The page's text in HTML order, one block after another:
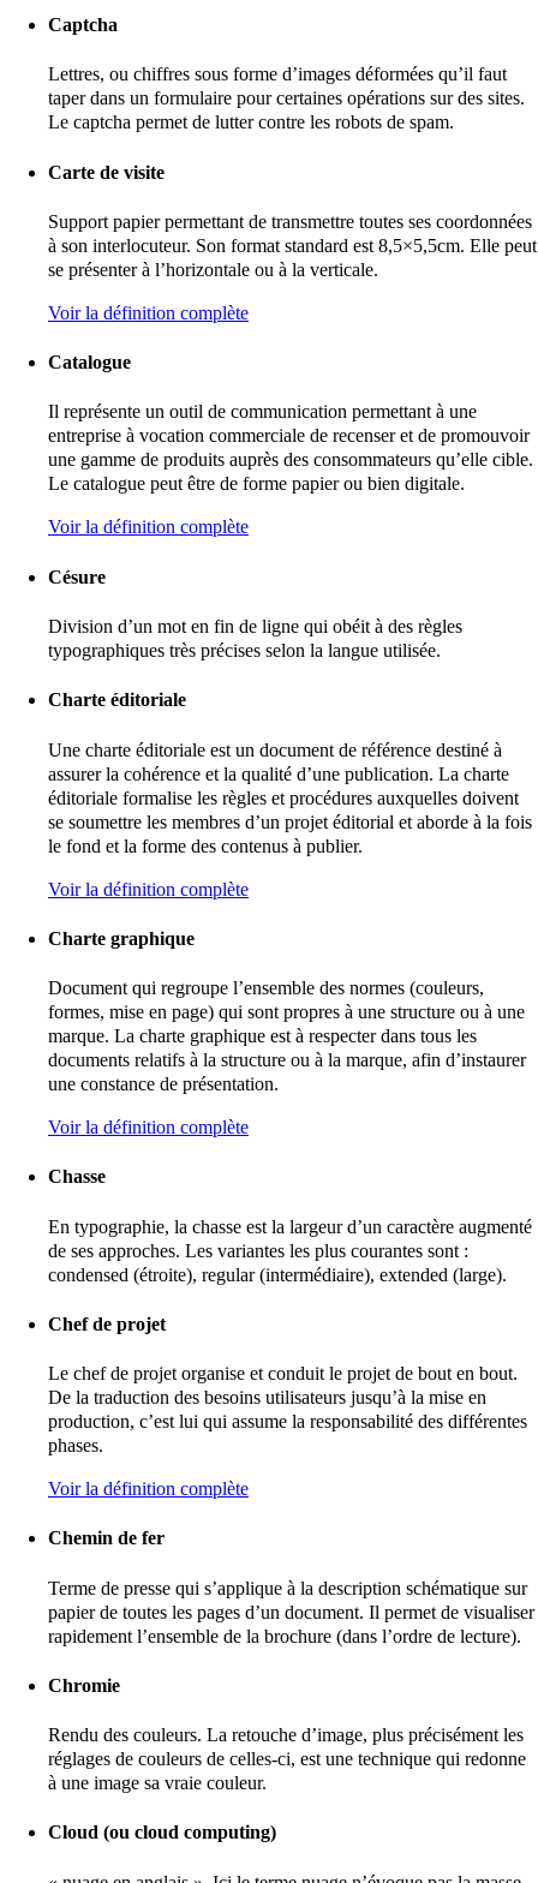
Captcha
Lettres, ou chiffres sous forme d’images déformées qu’il faut
taper dans un formulaire pour certaines opérations sur des sites.
Le captcha permet de lutter contre les robots de spam.
Carte de visite
Support papier permettant de transmettre toutes ses coordonnées
à son interlocuteur. Son format standard est 8,5×5,5cm. Elle peut
se présenter à l’horizontale ou à la verticale.
Voir la définition complète
Catalogue
Il représente un outil de communication permettant à une
entreprise à vocation commerciale de recenser et de promouvoir
une gamme de produits auprès des consommateurs qu’elle cible.
Le catalogue peut être de forme papier ou bien digitale.
Voir la définition complète
Césure
Division d’un mot en fin de ligne qui obéit à des règles
typographiques très précises selon la langue utilisée.
Charte éditoriale
Une charte éditoriale est un document de référence destiné à
assurer la cohérence et la qualité d’une publication. La charte
éditoriale formalise les règles et procédures auxquelles doivent
se soumettre les membres d’un projet éditorial et aborde à la fois
le fond et la forme des contenus à publier.
Voir la définition complète
Charte graphique
Document qui regroupe l’ensemble des normes (couleurs,
formes, mise en page) qui sont propres à une structure ou à une
marque. La charte graphique est à respecter dans tous les
documents relatifs à la structure ou à la marque, afin d’instaurer
une constance de présentation.
Voir la définition complète
Chasse
En typographie, la chasse est la largeur d’un caractère augmenté
de ses approches. Les variantes les plus courantes sont :
condensed (étroite), regular (intermédiaire), extended (large).
Chef de projet
Le chef de projet organise et conduit le projet de bout en bout.
De la traduction des besoins utilisateurs jusqu’à la mise en
production, c’est lui qui assume la responsabilité des différentes
phases.
Voir la définition complète
Chemin de fer
Terme de presse qui s’applique à la description schématique sur
papier de toutes les pages d’un document. Il permet de visualiser
rapidement l’ensemble de la brochure (dans l’ordre de lecture).
Chromie
Rendu des couleurs. La retouche d’image, plus précisément les
réglages de couleurs de celles-ci, est une technique qui redonne
à une image sa vraie couleur.
Cloud (ou cloud computing)